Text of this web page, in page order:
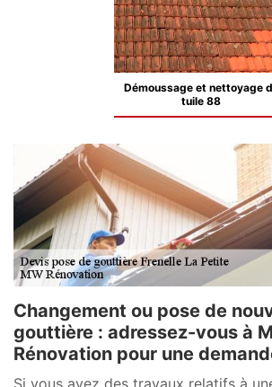
Démoussage et nettoyage
tuile 88
Changement ou pose de
gouttière : adressez-vous à
Rénovation pour une
Si vous avez des travaux relatifs à